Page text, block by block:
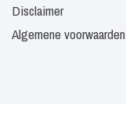
Disclaimer
Algemene voorwaarden